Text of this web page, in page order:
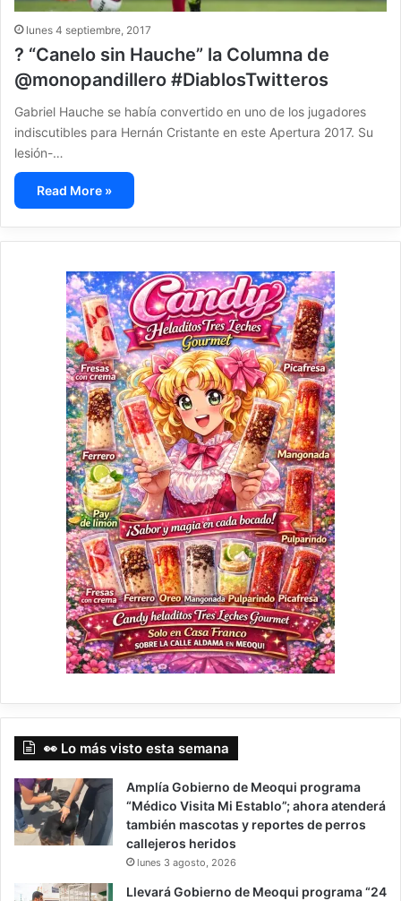
lunes 4 septiembre, 2017
? “Canelo sin Hauche” la Columna de
@monopandillero #DiablosTwitteros
Gabriel Hauche se había convertido en uno de los jugadores
indiscutibles para Hernán Cristante en este Apertura 2017. Su
lesión-…
Read More »
👀 Lo más visto esta semana
Amplía Gobierno de Meoqui programa
“Médico Visita Mi Establo”; ahora atenderá
también mascotas y reportes de perros
callejeros heridos
lunes 3 agosto, 2026
Llevará Gobierno de Meoqui programa “24